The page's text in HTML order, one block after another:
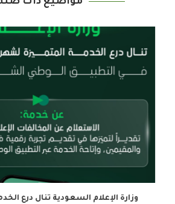
وزارة الإعلام السعودية تنال درع